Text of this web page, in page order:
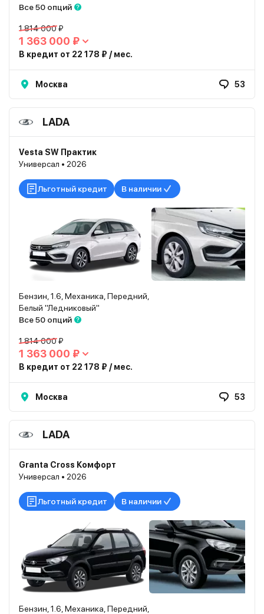
Все 50 опций
1 814 000 ₽
1 363 000 ₽
В кредит от 22 178 ₽ / мес.
Москва 53
LADA
Vesta SW Практик
Универсал • 2026
Льготный кредит В наличии
Бензин, 1.6, Механика, Передний,
Белый "Ледниковый"
Все 50 опций
1 814 000 ₽
1 363 000 ₽
В кредит от 22 178 ₽ / мес.
Москва 53
LADA
Granta Cross Комфорт
Универсал • 2026
Льготный кредит В наличии
Бензин, 1.6, Механика, Передний,